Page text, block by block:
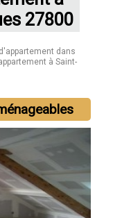
27800
dans
à Saint-